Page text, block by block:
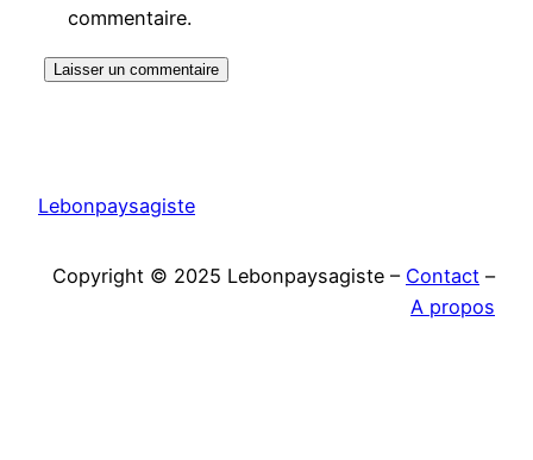
commentaire.
Lebonpaysagiste
Copyright © 2025 Lebonpaysagiste – Contact –
A propos